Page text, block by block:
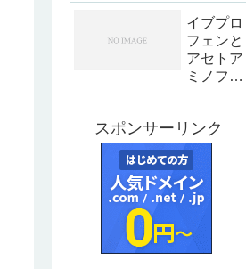
み方
イブプロ
フェンと
アセトア
ミノフェ
分や特徴
を解説
スポンサーリンク